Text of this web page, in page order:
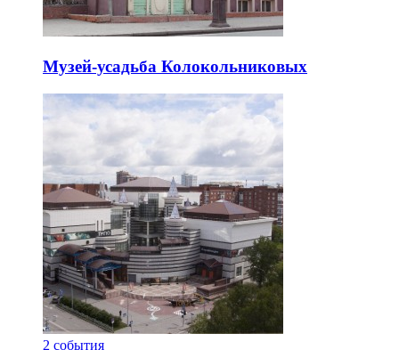
Музей-усадьба Колокольниковых
2 события